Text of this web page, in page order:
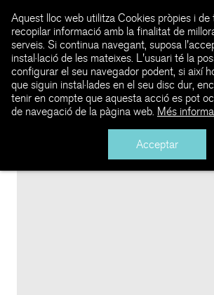
Aquest lloc web utilitza Cookies pròpies i de
recopilar informació amb la finalitat de
serveis. Si continua navegant, suposa
instal·lació de les mateixes. L'usuari té la
configurar el seu navegador podent, si així
que siguin instal·lades en el seu disc dur,
tenir en compte que aquesta acció es pot
de navegació de la pàgina web. Més
Acceptar